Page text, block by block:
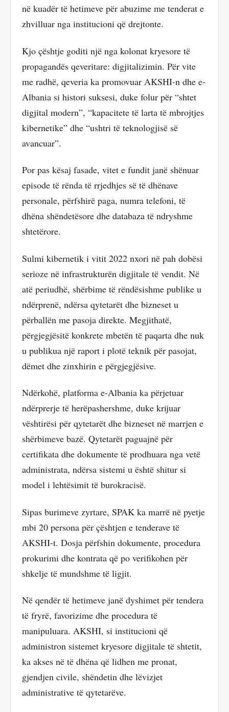
në kuadër të hetimeve për abuzime me tenderat e
zhvilluar nga institucioni që drejtonte.
Kjo çështje goditi një nga kolonat kryesore të
propagandës qeveritare: digjitalizimin. Për vite
me radhë, qeveria ka promovuar AKSHI-n dhe e-
Albania si histori suksesi, duke folur për “shtet
digjital modern”, “kapacitete të larta të mbrojtjes
kibernetike” dhe “ushtri të teknologjisë së
avancuar”.
Por pas kësaj fasade, vitet e fundit janë shënuar
episode të rënda të rrjedhjes së të dhënave
personale, përfshirë paga, numra telefoni, të
dhëna shëndetësore dhe databaza të ndryshme
shtetërore.
Sulmi kibernetik i vitit 2022 nxori në pah dobësi
serioze në infrastrukturën digjitale të vendit. Në
atë periudhë, shërbime të rëndësishme publike u
ndërprenë, ndërsa qytetarët dhe bizneset u
përballën me pasoja direkte. Megjithatë,
përgjegjësitë konkrete mbetën të paqarta dhe nuk
u publikua një raport i plotë teknik për pasojat,
dëmet dhe zinxhirin e përgjegjësive.
Ndërkohë, platforma e-Albania ka përjetuar
ndërprerje të herëpashershme, duke krijuar
vështirësi për qytetarët dhe bizneset në marrjen e
shërbimeve bazë. Qytetarët paguajnë për
certifikata dhe dokumente të prodhuara nga vetë
administrata, ndërsa sistemi u është shitur si
model i lehtësimit të burokracisë.
Sipas burimeve zyrtare, SPAK ka marrë në pyetje
mbi 20 persona për çështjen e tenderave të
AKSHI-t. Dosja përfshin dokumente, procedura
prokurimi dhe kontrata që po verifikohen për
shkelje të mundshme të ligjit.
Në qendër të hetimeve janë dyshimet për tendera
të fryrë, favorizime dhe procedura të
manipuluara. AKSHI, si institucioni që
administron sistemet kryesore digjitale të shtetit,
ka akses në të dhëna që lidhen me pronat,
gjendjen civile, shëndetin dhe lëvizjet
administrative të qytetarëve.